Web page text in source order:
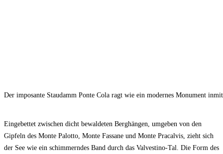
Der imposante Staudamm Ponte Cola ragt wie ein modernes Monument
Eingebettet zwischen dicht bewaldeten Berghängen, umgeben von den
Gipfeln des Monte Palotto, Monte Fassane und Monte Pracalvis, zieht sich
der See wie ein schimmerndes Band durch das Valvestino-Tal. Die Form des